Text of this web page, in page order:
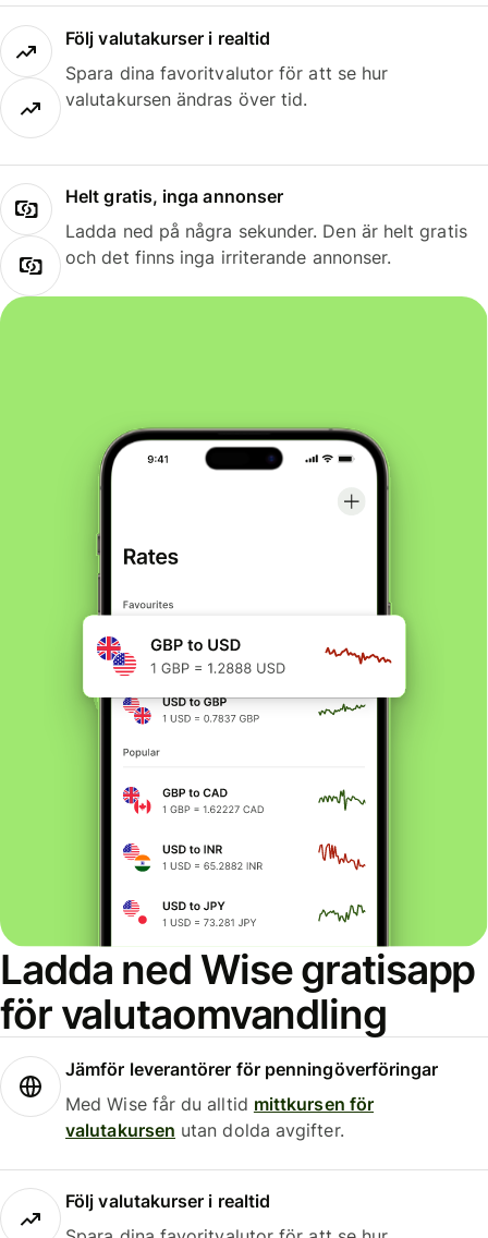
Följ valutakurser i realtid
Spara dina favoritvalutor för att se hur
valutakursen ändras över tid.
Helt gratis, inga annonser
Ladda ned på några sekunder. Den är helt gratis
och det finns inga irriterande annonser.
Ladda ned Wise gratisapp
för valutaomvandling
Jämför leverantörer för penningöverföringar
Med Wise får du alltid mittkursen för
valutakursen utan dolda avgifter.
Följ valutakurser i realtid